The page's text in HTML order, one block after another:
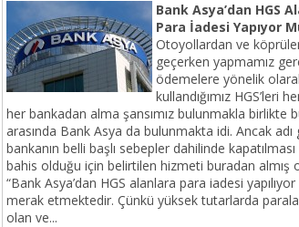
Bank Asya’dan HGS
Para İadesi Yapıyor
Otoyollardan ve
geçerken yapmamız
ödemelere yönelik
kullandığımız HGS’leri
her bankadan alma şansımız bulunmakla birlikte
arasında Bank Asya da bulunmakta idi. Ancak adı
bankanın belli başlı sebepler dahilinde
bahis olduğu için belirtilen hizmeti buradan almış
“Bank Asya’dan HGS alanlara para iadesi yapılıyor
merak etmektedir. Çünkü yüksek tutarlarda
olan ve...